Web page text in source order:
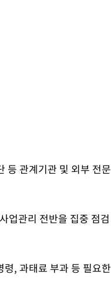
등 관계기관 및 외부 전문
업관리 전반을 집중 점검
, 과태료 부과 등 필요한